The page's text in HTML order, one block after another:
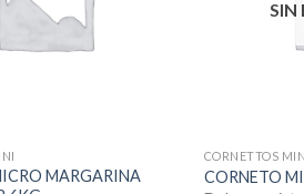
MARGARINA
SIN
CORNETTOS
CORNETO